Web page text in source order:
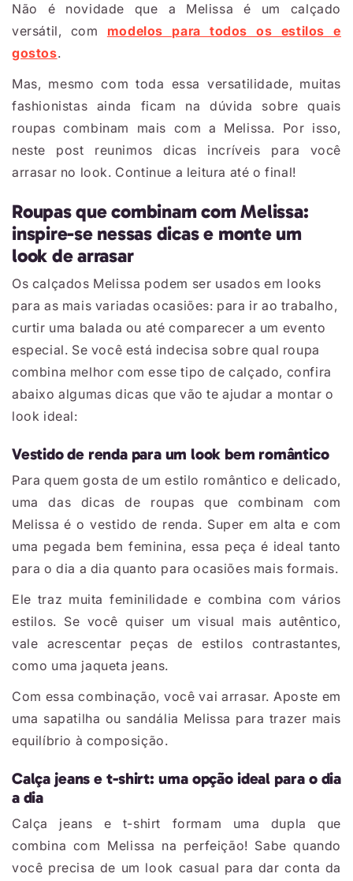
Não é novidade que a Melissa é um calçado
versátil, com modelos para todos os estilos e
gostos.
Mas, mesmo com toda essa versatilidade, muitas
fashionistas ainda ficam na dúvida sobre quais
roupas combinam mais com a Melissa. Por isso,
neste post reunimos dicas incríveis para você
arrasar no look. Continue a leitura até o final!
Roupas que combinam com Melissa:
inspire-se nessas dicas e monte um
look de arrasar
Os calçados Melissa podem ser usados em looks
para as mais variadas ocasiões: para ir ao trabalho,
curtir uma balada ou até comparecer a um evento
especial. Se você está indecisa sobre qual roupa
combina melhor com esse tipo de calçado, confira
abaixo algumas dicas que vão te ajudar a montar o
look ideal:
Vestido de renda para um look bem romântico
Para quem gosta de um estilo romântico e delicado,
uma das dicas de roupas que combinam com
Melissa é o vestido de renda. Super em alta e com
uma pegada bem feminina, essa peça é ideal tanto
para o dia a dia quanto para ocasiões mais formais.
Ele traz muita feminilidade e combina com vários
estilos. Se você quiser um visual mais autêntico,
vale acrescentar peças de estilos contrastantes,
como uma jaqueta jeans.
Com essa combinação, você vai arrasar. Aposte em
uma sapatilha ou sandália Melissa para trazer mais
equilíbrio à composição.
Calça jeans e t-shirt: uma opção ideal para o dia
a dia
Calça jeans e t-shirt formam uma dupla que
combina com Melissa na perfeição! Sabe quando
você precisa de um look casual para dar conta da